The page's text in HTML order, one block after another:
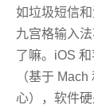
如垃圾短信
九宫格输入
了嘛。iOS
（基于
心），软件